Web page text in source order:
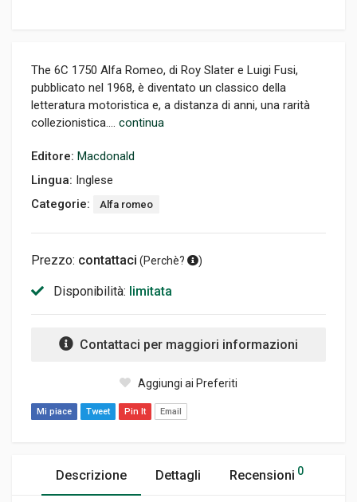
The 6C 1750 Alfa Romeo, di Roy Slater e Luigi Fusi,
pubblicato nel 1968, è diventato un classico della
letteratura motoristica e, a distanza di anni, una rarità
collezionistica.... continua
Editore: Macdonald
Lingua: Inglese
Categorie:
Alfa romeo
Prezzo: contattaci (Perchè? )
Disponibilità: limitata
Contattaci per maggiori informazioni
Aggiungi ai Preferiti
Mi piace Tweet Pin It Email
Descrizione Dettagli Recensioni 0